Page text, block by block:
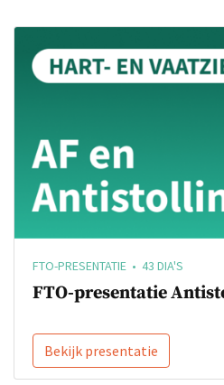
FTO-PRESENTATIE • 43 DIA'S
FTO-presentatie
Bekijk presentatie